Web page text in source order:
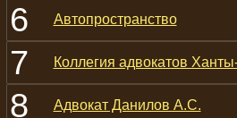
6 Автопространство
7 Коллегия адвокатов
8 Адвокат Данилов А.С.